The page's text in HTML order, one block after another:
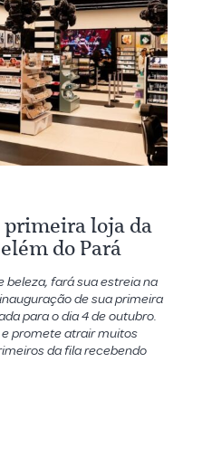
primeira loja da
do Pará
beleza, fará sua estreia na
de sua primeira
para o dia 4 de outubro.
promete atrair muitos
da fila recebendo